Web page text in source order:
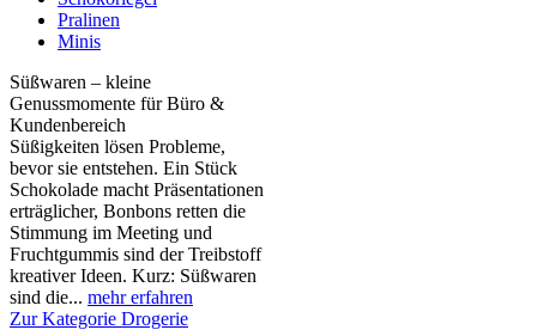
Pralinen
Minis
Süßwaren – kleine
Genussmomente für Büro &
Kundenbereich
Süßigkeiten lösen Probleme,
bevor sie entstehen. Ein Stück
Schokolade macht Präsentationen
erträglicher, Bonbons retten die
Stimmung im Meeting und
Fruchtgummis sind der Treibstoff
kreativer Ideen. Kurz: Süßwaren
sind die... mehr erfahren
Zur Kategorie Drogerie